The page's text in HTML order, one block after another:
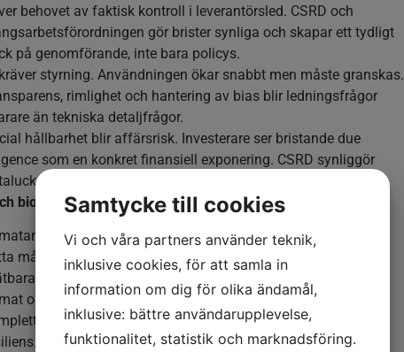
behovet av faktisk kontroll i leverantörsled. CSRD och
gör brister synliga och skapar ett tydligt
på genomförande, inte bara policys.
styrning. Användningen ökar snabbt men måste granskas.
rimlighet och hantering av bias blir ledningsfrågor
än tekniska detaljfrågor.
hållbarhet blir affärsrisk. Investerare ser bristande due
som en konkret finansiell exponering. CSRD synliggör
och driver snabb mognad.
biologisk mångfald
går från beräkning till leverans. Företag förväntas
mål i närtid, visa tydliga omställningsplaner och leverera
resultat.
och natur kopplas samman. Utsläppsminskning
av arbete med biologisk mångfald, ekosystem och
Samtycke till cookies
Vi och våra partners använder teknik,
inklusive cookies, för att samla in
information om dig för olika ändamål,
inklusive: bättre användarupplevelse,
funktionalitet, statistik och marknadsföring.